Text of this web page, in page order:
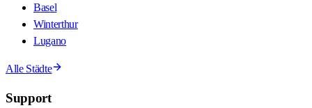
Basel
Winterthur
Lugano
Alle Städte
Support